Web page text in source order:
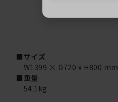
■サイズ
W1399 × D720 x H800 mm
■重量
54.1kg